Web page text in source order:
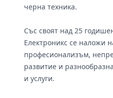
черна техника.
Със своят над 25
Електроникс се наложи
професионализъм,
развитие и
и услуги.